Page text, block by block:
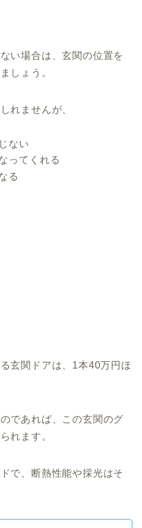
い場合は、玄関の位置を
しょう。
れませんが、
ない
ってくれる
る
玄関ドアは、1本40万円ほ
であれば、この玄関のグ
れます。
で、断熱性能や採光はそ